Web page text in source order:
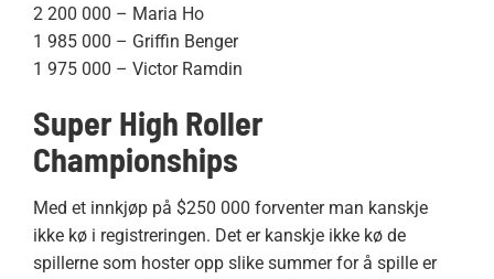
2 200 000 – Maria Ho
1 985 000 – Griffin Benger
1 975 000 – Victor Ramdin
Super High Roller
Championships
Med et innkjøp på $250 000 forventer man kanskje
ikke kø i registreringen. Det er kanskje ikke kø de
spillerne som hoster opp slike summer for å spille er